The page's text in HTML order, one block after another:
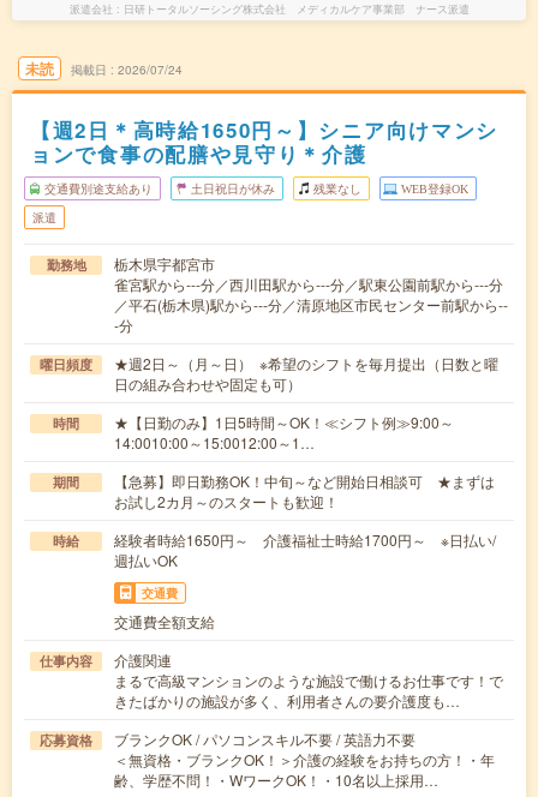
派遣会社 日研トータルソーシング株式会社 メディカルケア事業部 ナース派遣
未読 掲載日 2026/07/24
【週2日＊高時給1650円～】シニア向けマンシ
ョンで食事の配膳や見守り＊介護
交通費別途支給あり 土日祝日が休み 残業なし WEB登録OK
派遣
勤務地
栃木県宇都宮市
雀宮駅から---分／西川田駅から---分／駅東公園前駅から---分
／平石(栃木県)駅から---分／清原地区市民センター前駅から--
-分
曜日頻度
★週2日～（月～日） ※希望のシフトを毎月提出（日数と曜
日の組み合わせや固定も可）
時間
★【日勤のみ】1日5時間～OK！≪シフト例≫9:00～
14:0010:00～15:0012:00～1…
期間
【急募】即日勤務OK！中旬～など開始日相談可 ★まずは
お試し2カ月～のスタートも歓迎！
時給
経験者時給1650円～ 介護福祉士時給1700円～ ※日払い/
週払いOK
交通費
交通費全額支給
仕事内容
介護関連
まるで高級マンションのような施設で働けるお仕事です！で
きたばかりの施設が多く、利用者さんの要介護度も…
応募資格
ブランクOK / パソコンスキル不要 / 英語力不要
＜無資格・ブランクOK！＞介護の経験をお持ちの方！・年
齢、学歴不問！・WワークOK！・10名以上採用…